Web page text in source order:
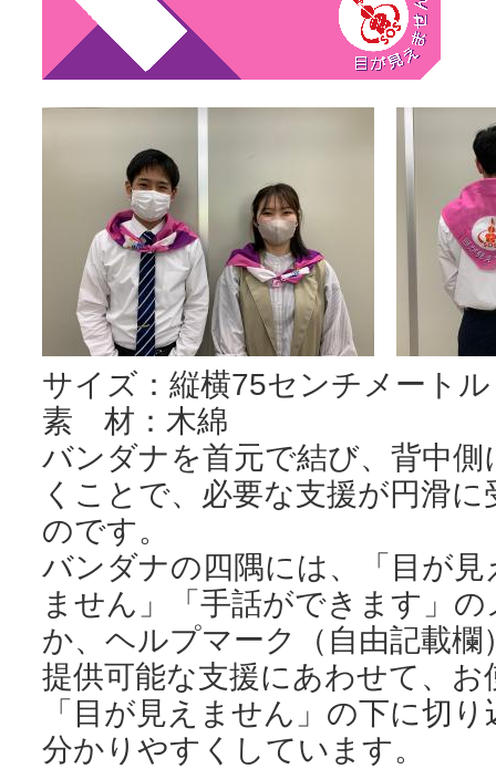
サイズ：縦横75センチメートル
素 材：木綿
バンダナを首元で結び、背中
くことで、必要な支援が円滑
のです。
バンダナの四隅には、「目が
ません」「手話ができます」
か、ヘルプマーク（自由記載
提供可能な支援にあわせて、
「目が見えません」の下に切
分かりやすくしています。